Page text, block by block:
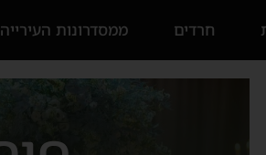
חרדים ממסדרונות העירייה